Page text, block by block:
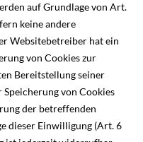
auf Grundlage von Art.
keine andere
Websitebetreiber hat ein
von Cookies zur
Bereitstellung seiner
von Cookies
der betreffenden
dieser Einwilligung (Art. 6